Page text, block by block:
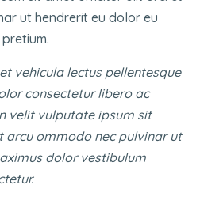
ut hendrerit eu dolor eu
vehicula lectus pellentesque
consectetur libero ac
velit vulputate ipsum sit
ommodo nec pulvinar ut
dolor vestibulum